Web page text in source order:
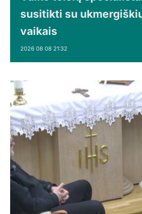
susitikti su
vaikais
2026 08 08 21:32